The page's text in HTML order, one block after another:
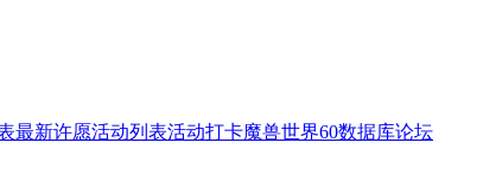
最新许愿活动列表活动打卡魔兽世界60数据库论坛